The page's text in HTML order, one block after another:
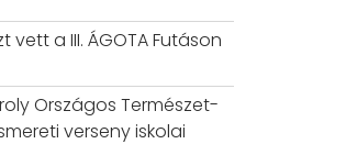
vett a III. ÁGOTA Futáson
Országos Természet-
verseny iskolai